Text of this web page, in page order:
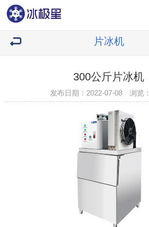
片冰机
300公斤片冰机
发布日期：2022-07-08 浏览：